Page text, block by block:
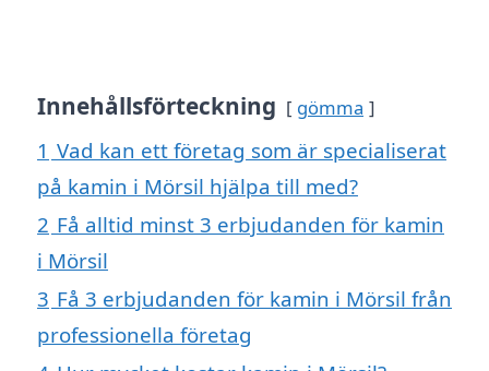
Innehållsförteckning gömma
1 Vad kan ett företag som är specialiserat
på kamin i Mörsil hjälpa till med?
2 Få alltid minst 3 erbjudanden för kamin
i Mörsil
3 Få 3 erbjudanden för kamin i Mörsil från
professionella företag